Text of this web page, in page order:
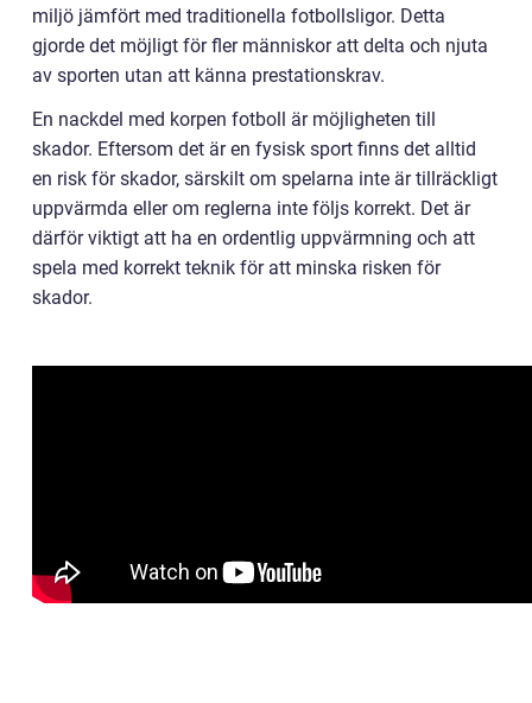
miljö jämfört med traditionella fotbollsligor. Detta
gjorde det möjligt för fler människor att delta och njuta
av sporten utan att känna prestationskrav.
En nackdel med korpen fotboll är möjligheten till
skador. Eftersom det är en fysisk sport finns det alltid
en risk för skador, särskilt om spelarna inte är tillräckligt
uppvärmda eller om reglerna inte följs korrekt. Det är
därför viktigt att ha en ordentlig uppvärmning och att
spela med korrekt teknik för att minska risken för
skador.